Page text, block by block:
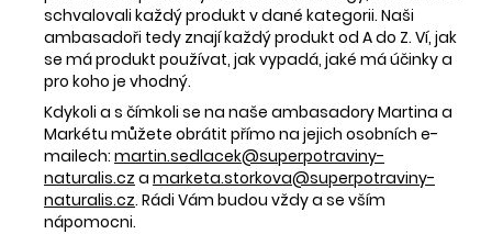
schvalovali každý produkt v dané kategorii. Naši
ambasadoři tedy znají každý produkt od A do Z. Ví, jak
se má produkt používat, jak vypadá, jaké má účinky a
pro koho je vhodný.
Kdykoli a s čímkoli se na naše ambasadory Martina a
Markétu můžete obrátit přímo na jejich osobních e-
mailech: martin.sedlacek@superpotraviny-
naturalis.cz a marketa.storkova@superpotraviny-
naturalis.cz. Rádi Vám budou vždy a se vším
nápomocni.